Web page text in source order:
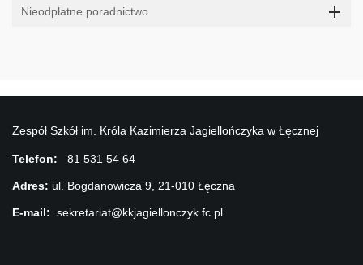
Nieodpłatne poradnictwo
Zespół Szkół im. Króla Kazimierza Jagiellończyka w Łęcznej
Telefon: 81 531 54 64
Adres: ul. Bogdanowicza 9, 21-010 Łęczna
E-mail: sekretariat@kkjagiellonczyk.fc.pl